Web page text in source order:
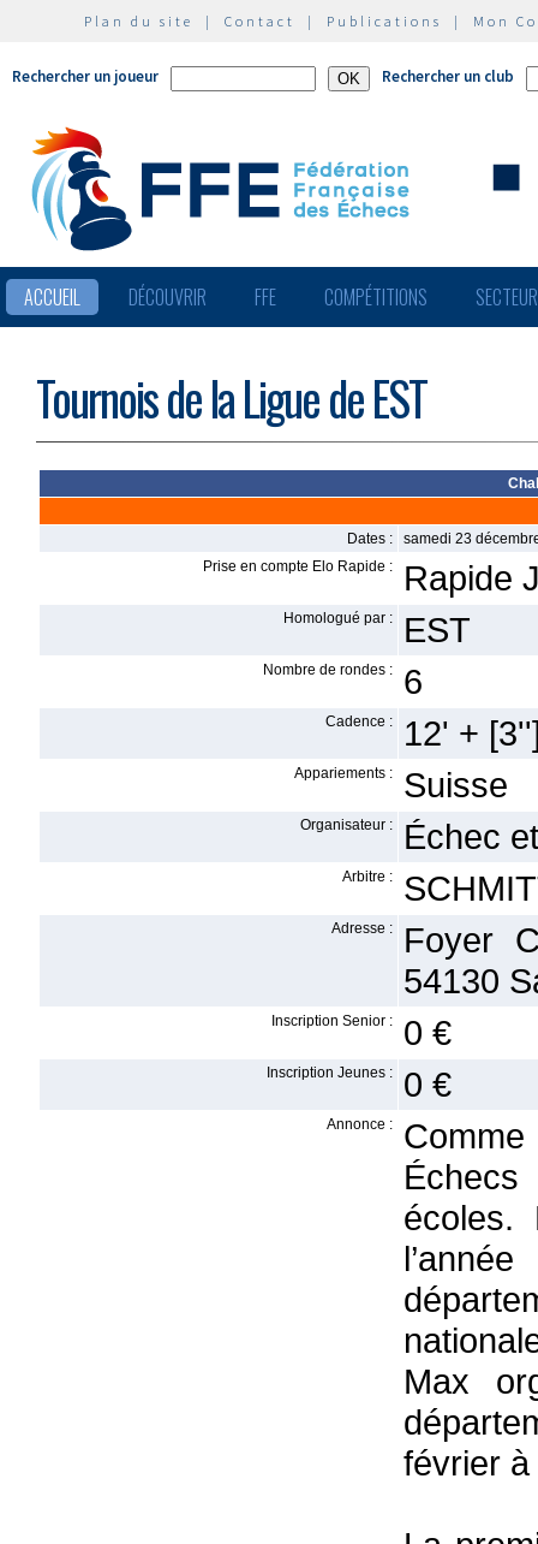
Plan du site | Contact | Publications | Mon
Rechercher un joueur Rechercher un club
ACCUEIL DÉCOUVRIR FFE COMPÉTITIONS
Tournois de la Ligue de EST
Dates :
samedi 23
Prise en compte Elo Rapide :
Rapide
Homologué par : EST
Nombre de rondes : 6
Cadence : 12' +
Appariements : Suisse
Organisateur : Échec
Arbitre :
Adresse :
Foyer
54130
Inscription Senior : 0 €
Inscription Jeunes : 0 €
Annonce :
écoles.
Max
février à